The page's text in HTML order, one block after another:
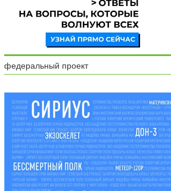
федеральный проект